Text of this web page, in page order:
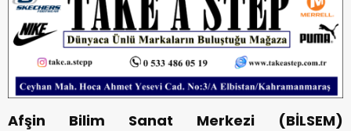
Afşin Bilim Sanat Merkezi (BİLSEM)